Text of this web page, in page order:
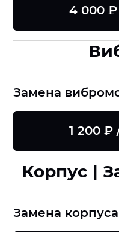
4 000 ₽
Замена
1 200 ₽
Корпус |
Замена корпуса